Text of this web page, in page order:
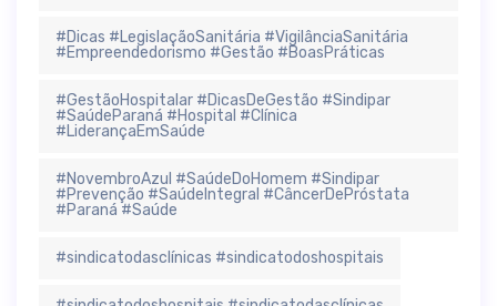
#Dicas #LegislaçãoSanitária #VigilânciaSanitária
#Empreendedorismo #Gestão #BoasPráticas
#GestãoHospitalar #DicasDeGestão #Sindipar
#SaúdeParaná #Hospital #Clínica
#LiderançaEmSaúde
#NovembroAzul #SaúdeDoHomem #Sindipar
#Prevenção #SaúdeIntegral #CâncerDePróstata
#Paraná #Saúde
#sindicatodasclínicas #sindicatodoshospitais